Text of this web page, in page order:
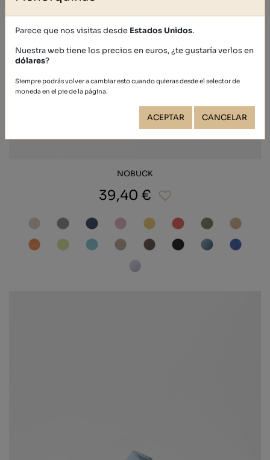
NOBUCK
39,40 €
Parece que nos visitas desde Estados Unidos.
Nuestra web tiene los precios en euros, ¿te gustaría verlos en
dólares?
Siempre podrás volver a cambiar esto cuando quieras desde el selector de
moneda en el pie de la página.
ACEPTAR CANCELAR